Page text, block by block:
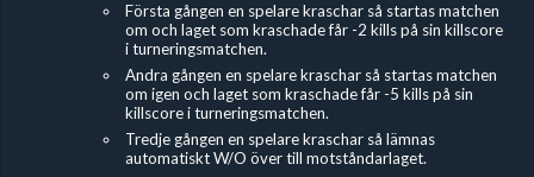
Första gången en spelare kraschar så startas matchen
om och laget som kraschade får -2 kills på sin killscore
i turneringsmatchen.
Andra gången en spelare kraschar så startas matchen
om igen och laget som kraschade får -5 kills på sin
killscore i turneringsmatchen.
Tredje gången en spelare kraschar så lämnas
automatiskt W/O över till motståndarlaget.